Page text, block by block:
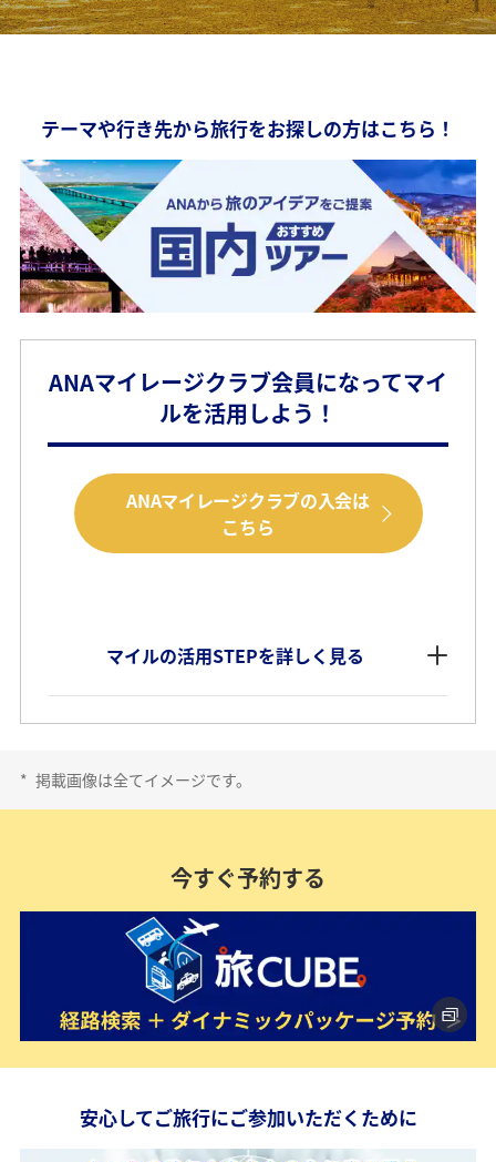
テーマや行き先から旅行をお探しの方はこちら！
ANAマイレージクラブ会員になってマイ
ルを活用しよう！
ANAマイレージクラブの入会は
こちら
マイルの活用STEPを詳しく見る
* 掲載画像は全てイメージです。
今すぐ予約する
安心してご旅行にご参加いただくために